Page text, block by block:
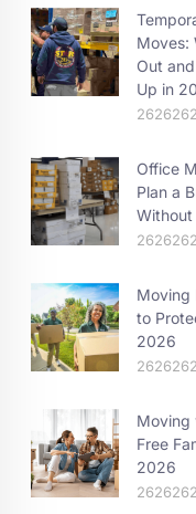
Moves:
Out
Up in
Office
Plan a
Moving
to
2026
Moving
Free
2026